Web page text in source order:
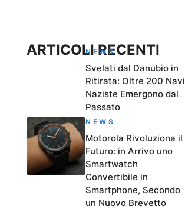
ARTICOLI RECENTI
NEWS
Svelati dal Danubio in
Ritirata: Oltre 200 Navi
Naziste Emergono dal
Passato
NEWS
Motorola Rivoluziona il
Futuro: in Arrivo uno
Smartwatch
Convertibile in
Smartphone, Secondo
un Nuovo Brevetto